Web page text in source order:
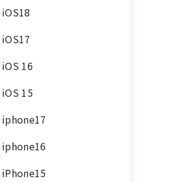
iOS18
iOS17
iOS 16
iOS 15
iphone17
iphone16
iPhone15